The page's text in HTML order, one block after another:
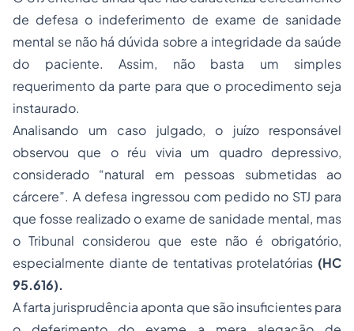
de defesa o indeferimento de exame de sanidade
mental se não há dúvida sobre a integridade da saúde
do paciente. Assim, não basta um simples
requerimento da parte para que o procedimento seja
instaurado.
Analisando um caso julgado, o juízo responsável
observou que o réu vivia um quadro depressivo,
considerado “natural em pessoas submetidas ao
cárcere”. A defesa ingressou com pedido no STJ para
que fosse realizado o exame de sanidade mental, mas
o Tribunal considerou que este não é obrigatório,
especialmente diante de tentativas protelatórias (HC
95.616).
A farta jurisprudência aponta que são insuficientes para